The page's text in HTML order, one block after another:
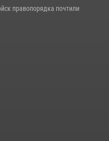
правопорядка почтили